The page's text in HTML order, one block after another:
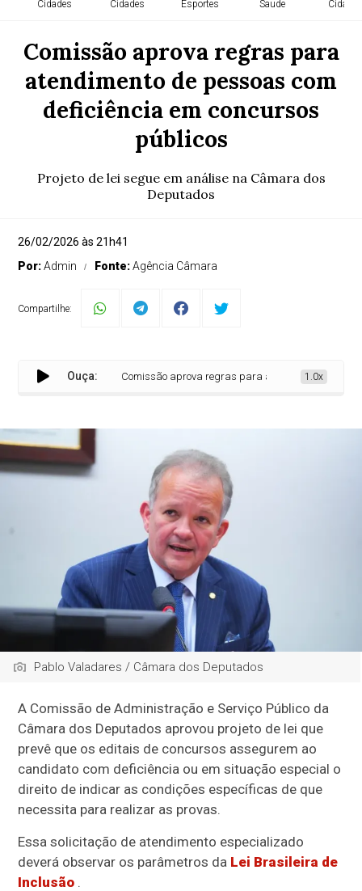
Cidades Cidades Esportes Saude Cidades
Comissão aprova regras para
atendimento de pessoas com
deficiência em concursos
públicos
Projeto de lei segue em análise na Câmara dos
Deputados
26/02/2026 às 21h41
Por:Admin Fonte:Agência Câmara
Compartilhe:
Ouça: Comissão aprova regras para atendimento de pessoas
1.0x
Pablo Valadares / Câmara dos Deputados
A Comissão de Administração e Serviço Público da
Câmara dos Deputados aprovou projeto de lei que
prevê que os editais de concursos assegurem ao
candidato com deficiência ou em situação especial o
direito de indicar as condições específicas de que
necessita para realizar as provas.
Essa solicitação de atendimento especializado
deverá observar os parâmetros da Lei Brasileira de
Inclusão .